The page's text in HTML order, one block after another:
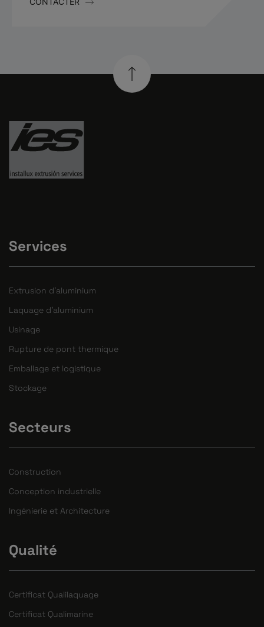
Services
Extrusion d'aluminium
Laquage d'aluminium
Usinage
Rupture de pont thermique
Emballage et logistique
Stockage
Secteurs
Construction
Conception industrielle
Ingénierie et Architecture
Qualité
Certificat Qualilaquage
Certificat Qualimarine